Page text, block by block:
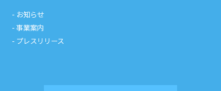
お知らせ
事業案内
プレスリリース